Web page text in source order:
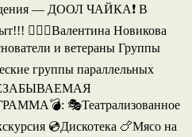
— ДООЛ ЧАЙКА❗️ В
🙋🏼‍♀️Валентина Новикова
и ветераны Группы
группы параллельных
🎭Театрализованное
💿Дискотека 🍗Мясо на